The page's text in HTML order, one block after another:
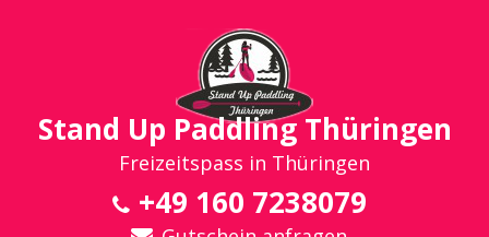
Stand Up Paddling Thüringen
Freizeitspass in Thüringen
+49 160 7238079